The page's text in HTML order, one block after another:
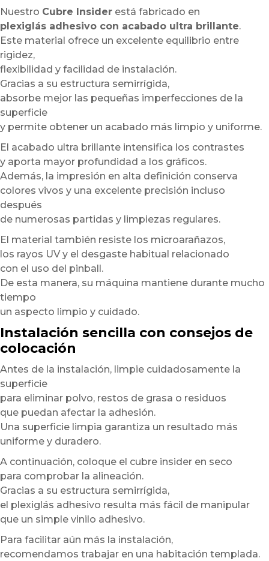
Nuestro Cubre Insider está fabricado en
plexiglás adhesivo con acabado ultra brillante.
Este material ofrece un excelente equilibrio entre
rigidez,
flexibilidad y facilidad de instalación.
Gracias a su estructura semirrígida,
absorbe mejor las pequeñas imperfecciones de la
superficie
y permite obtener un acabado más limpio y uniforme.
El acabado ultra brillante intensifica los contrastes
y aporta mayor profundidad a los gráficos.
Además, la impresión en alta definición conserva
colores vivos y una excelente precisión incluso
después
de numerosas partidas y limpiezas regulares.
El material también resiste los microarañazos,
los rayos UV y el desgaste habitual relacionado
con el uso del pinball.
De esta manera, su máquina mantiene durante mucho
tiempo
un aspecto limpio y cuidado.
Instalación sencilla con consejos de
colocación
Antes de la instalación, limpie cuidadosamente la
superficie
para eliminar polvo, restos de grasa o residuos
que puedan afectar la adhesión.
Una superficie limpia garantiza un resultado más
uniforme y duradero.
A continuación, coloque el cubre insider en seco
para comprobar la alineación.
Gracias a su estructura semirrígida,
el plexiglás adhesivo resulta más fácil de manipular
que un simple vinilo adhesivo.
Para facilitar aún más la instalación,
recomendamos trabajar en una habitación templada.